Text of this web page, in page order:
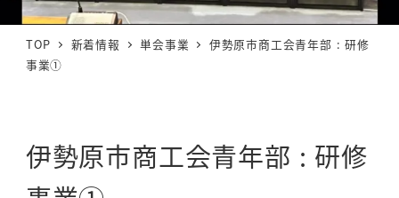
TOP 新着情報 単会事業
伊勢原市商工会青年部 : 研修
事業①
伊勢原市商工会青年部 : 研修